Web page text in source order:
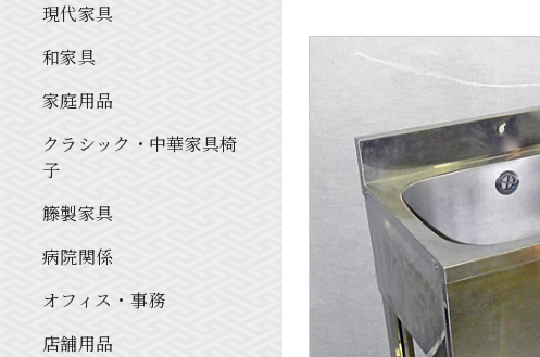
現代家具
和家具
家庭用品
クラシック・中華家具椅
子
籐製家具
病院関係
オフィス・事務
店舗用品